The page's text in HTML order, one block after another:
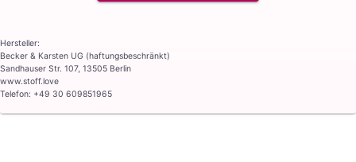
Hersteller:
Becker & Karsten UG (haftungsbeschränkt)
Sandhauser Str. 107, 13505 Berlin
www.stoff.love
Telefon: +49 30 609851965